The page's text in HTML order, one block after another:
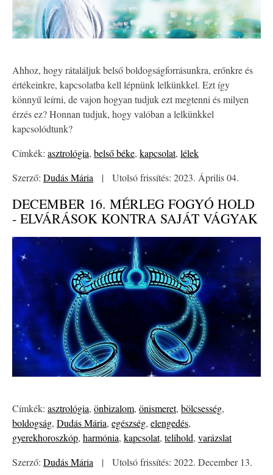
Ahhoz, hogy rátaláljuk belső boldogságforrásunkra, erőnkre és
értékeinkre, kapcsolatba kell lépnünk lelkünkkel. Ezt így
könnyű leírni, de vajon hogyan tudjuk ezt megtenni és milyen
érzés ez? Honnan tudjuk, hogy valóban a lelkünkkel
kapcsolódtunk?
Címkék: asztrológia, belső béke, kapcsolat, lélek
Szerző: Dudás Mária | Utolsó frissítés: 2023. Április 04.
DECEMBER 16. MÉRLEG FOGYÓ HOLD
- ELVÁRÁSOK KONTRA SAJÁT VÁGYAK
Címkék: asztrológia, önbizalom, önismeret, bölcsesség,
boldogság, Dudás Mária, egészség, elengedés,
gyerekhoroszkóp, harmónia, kapcsolat, telihold, varázslat
Szerző: Dudás Mária | Utolsó frissítés: 2022. December 13.